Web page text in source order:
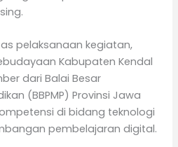
pelaksanaan kegiatan,
Kabupaten Kendal
dari Balai Besar
(BBPMP) Provinsi Jawa
di bidang teknologi
pembelajaran digital.